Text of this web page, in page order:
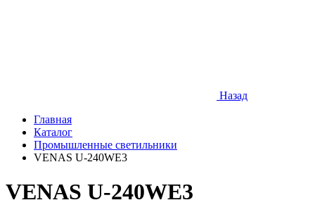
Назад
Главная
Каталог
Промышленные светильники
VENAS U-240WE3
VENAS U-240WE3